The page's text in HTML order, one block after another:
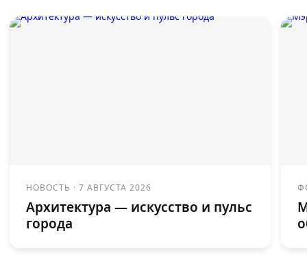
НОВОСТЬ ·7 АВГУСТА 2026
Архитектура — искусство и пульс
города